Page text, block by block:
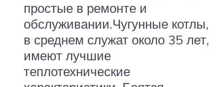
простые в ремонте и
обслуживании.Чугунные котлы,
в среднем служат около 35 лет,
имеют лучшие
теплотехнические